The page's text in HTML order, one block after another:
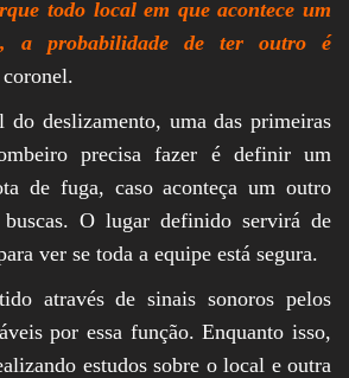
todo local em que acontece um
a probabilidade de ter outro é
do deslizamento, uma das primeiras
precisa fazer é definir um
de fuga, caso aconteça um outro
buscas. O lugar definido servirá de
ver se toda a equipe está segura.
através de sinais sonoros pelos
por essa função. Enquanto isso,
estudos sobre o local e outra